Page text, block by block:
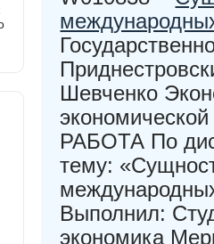
Шевченко
РАБОТА По
тему:
Выполнил:
экономика